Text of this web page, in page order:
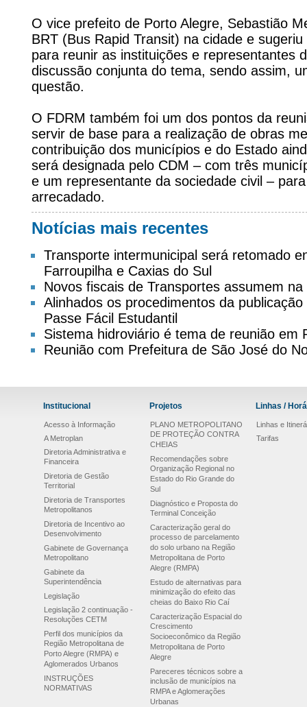
O vice prefeito de Porto Alegre, Sebastião
BRT (Bus Rapid Transit) na cidade e
para reunir as instituições e representantes
discussão conjunta do tema, sendo assim,
questão.
O FDRM também foi um dos pontos da
servir de base para a realização de obras
contribuição dos municípios e do Estado
será designada pelo CDM – com três
e um representante da sociedade civil –
arrecadado.
Notícias mais recentes
Transporte intermunicipal será retomado
Farroupilha e Caxias do Sul
Novos fiscais de Transportes assumem
Alinhados os procedimentos da
Passe Fácil Estudantil
Sistema hidroviário é tema de reunião em
Reunião com Prefeitura de São José do
Institucional
Acesso à Informação
A Metroplan
Diretoria Administrativa e
Financeira
Diretoria de Gestão
Territorial
Diretoria de Transportes
Metropolitanos
Diretoria de Incentivo ao
Desenvolvimento
Gabinete de Governança
Metropolitano
Gabinete da
Superintendência
Legislação
Legislação 2 continuação -
Resoluções CETM
Perfil dos municípios da
Região Metropolitana de
Porto Alegre (RMPA) e
Aglomerados Urbanos
INSTRUÇÕES
NORMATIVAS
Projetos
PLANO METROPOLITANO
DE PROTEÇÃO CONTRA
CHEIAS
Recomendações sobre
Organização Regional no
Estado do Rio Grande do
Sul
Diagnóstico e Proposta do
Terminal Conceição
Caracterização geral do
processo de parcelamento
do solo urbano na Região
Metropolitana de Porto
Alegre (RMPA)
Estudo de alternativas para
minimização do efeito das
cheias do Baixo Rio Caí
Caracterização Espacial do
Crescimento
Socioeconômico da Região
Metropolitana de Porto
Alegre
Pareceres técnicos sobre a
inclusão de municípios na
RMPA e Aglomerações
Urbanas
Linhas /
Linhas e
Tarifas